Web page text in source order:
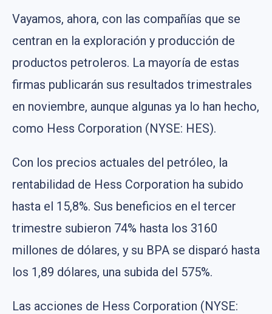
Vayamos, ahora, con las compañías que se
centran en la exploración y producción de
productos petroleros. La mayoría de estas
firmas publicarán sus resultados trimestrales
en noviembre, aunque algunas ya lo han hecho,
como Hess Corporation (NYSE: HES).
Con los precios actuales del petróleo, la
rentabilidad de Hess Corporation ha subido
hasta el 15,8%. Sus beneficios en el tercer
trimestre subieron 74% hasta los 3160
millones de dólares, y su BPA se disparó hasta
los 1,89 dólares, una subida del 575%.
Las acciones de Hess Corporation (NYSE: